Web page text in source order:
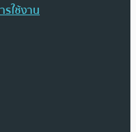
ใช้งาน